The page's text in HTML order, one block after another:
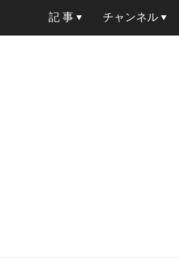
記 事 チャンネル